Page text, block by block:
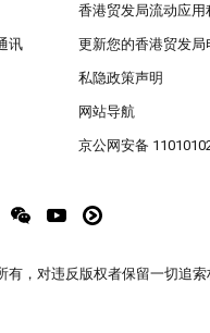
香港贸发局流动应用
讯 更新您的香港贸发局
私隐政策声明
网站导航
京公网安备
有，对违反版权者保留一切追索